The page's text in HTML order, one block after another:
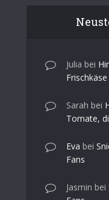
Julia bei
Frischkäse
Sarah bei
Tomate,
Eva bei
Fans
Jasmin bei